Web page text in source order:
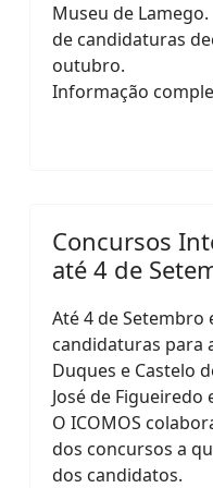
Museu de
de candidaturas
outubro.
Informação
Concursos
até 4 de
Até 4 de Setembro
candidaturas para
Duques e Castelo
José de
O ICOMOS
dos concursos a
dos candidatos.